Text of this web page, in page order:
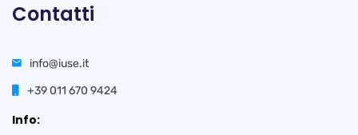
Contatti
info@iuse.it
+39 011 670 9424
Info: